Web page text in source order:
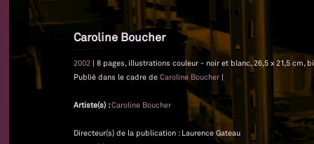
Caroline Boucher
2002 | 8 pages, illustrations couleur - noir et blanc, 26,5 x 21,5 cm,
Publié dans le cadre de Caroline Boucher |
Artiste(s) :Caroline Boucher
Directeur(s) de la publication : Laurence Gateau